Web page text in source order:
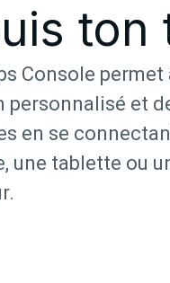
ton
Console
personnalisé et
en se
une tablette ou